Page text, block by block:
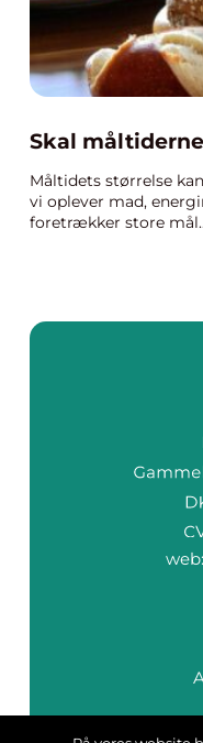
Skal
Måltidets størrelse
vi oplever mad,
foretrækker store
web: